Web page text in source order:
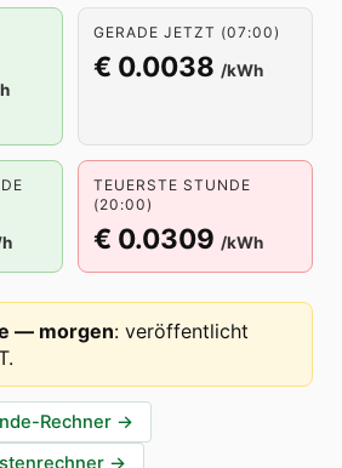
GERADE JETZT (07:00)
€ 0.0038 /kWh
TEUERSTE STUNDE
(20:00)
€ 0.0309 /kWh
— morgen: veröffentlicht
.
Rechner →
→